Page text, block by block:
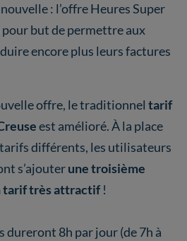
: l’offre Heures Super
but de permettre aux
encore plus leurs factures
offre, le traditionnel tarif
est amélioré. À la place
différents, les utilisateurs
s’ajouterune troisième
tarif très attractif !
dureront 8h par jour (de 7h à